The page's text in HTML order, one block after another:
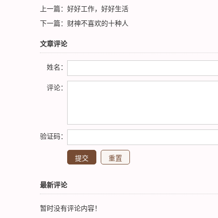
上一篇： 好好工作，好好生活
下一篇： 财神不喜欢的十种人
文章评论
姓名：
评论：
验证码：
最新评论
暂时没有评论内容！